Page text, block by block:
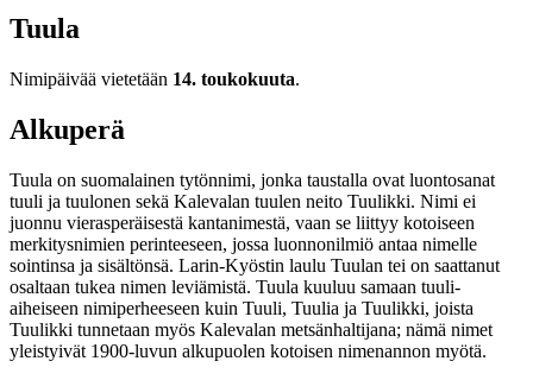
Tuula
Nimipäivää vietetään 14. toukokuuta.
Alkuperä
Tuula on suomalainen tytönnimi, jonka taustalla ovat luontosanat
tuuli ja tuulonen sekä Kalevalan tuulen neito Tuulikki. Nimi ei
juonnu vierasperäisestä kantanimestä, vaan se liittyy kotoiseen
merkitysnimien perinteeseen, jossa luonnonilmiö antaa nimelle
sointinsa ja sisältönsä. Larin-Kyöstin laulu Tuulan tei on saattanut
osaltaan tukea nimen leviämistä. Tuula kuuluu samaan tuuli-
aiheiseen nimiperheeseen kuin Tuuli, Tuulia ja Tuulikki, joista
Tuulikki tunnetaan myös Kalevalan metsänhaltijana; nämä nimet
yleistyivät 1900-luvun alkupuolen kotoisen nimenannon myötä.